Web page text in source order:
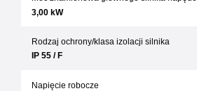
3,00 kW
Rodzaj ochrony/klasa izolacji silnika
IP 55 / F
Napięcie robocze